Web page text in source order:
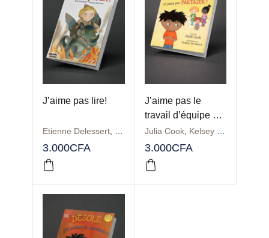
J’aime pas lire!
Etienne Delessert Rita Marshall
3.000CFA
J’aime pas le
travail d’équipe et
j’aime pas partager
!
Julia Cook, Kelsey De Weerd
3.000CFA